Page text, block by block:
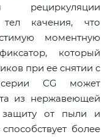
рециркуляции
тел качения, что
моментную
который
при ее снятии с
CG может
из нержавеющей
защиту от пыли и
более